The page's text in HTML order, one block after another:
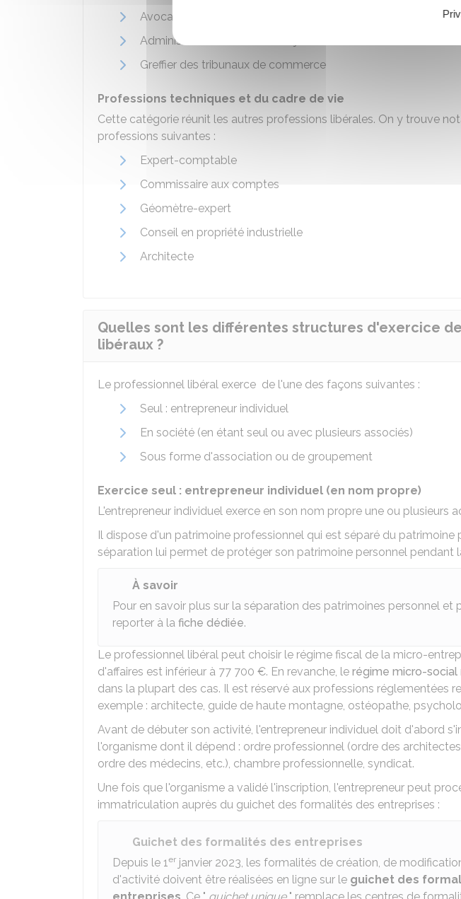
Avocat et avocat au Conseil d'État et à la Cour de cassation
Administrateur et mandataire judiciaire
Greffier des tribunaux de commerce
Professions techniques et du cadre de vie
Cette catégorie réunit les autres professions libérales. On y trouve
professions suivantes :
Expert-comptable
Commissaire aux comptes
Géomètre-expert
Conseil en propriété industrielle
Architecte
Quelles sont les différentes structures d'exercice
libéraux ?
Le professionnel libéral exerce de l'une des façons suivantes :
Seul : entrepreneur individuel
En société (en étant seul ou avec plusieurs associés)
Sous forme d'association ou de groupement
Exercice seul : entrepreneur individuel (en nom propre)
L'entrepreneur individuel exerce en son nom propre une ou plusieurs
Il dispose d'un patrimoine professionnel qui est séparé du patrimoine
séparation lui permet de protéger son patrimoine personnel pendant
À savoir
Pour en savoir plus sur la séparation des patrimoines personnel et
reporter à la fiche dédiée.
Le professionnel libéral peut choisir le régime fiscal de la micro-
d'affaires est inférieur à 77 700 €. En revanche, le régime micro-social
dans la plupart des cas. Il est réservé aux professions réglementées
exemple : architecte, guide de haute montagne, ostéopathe,
Avant de débuter son activité, l'entrepreneur individuel doit d'abord
l'organisme dont il dépend : ordre professionnel (ordre des
ordre des médecins, etc.), chambre professionnelle, syndicat.
Une fois que l'organisme a validé l'inscription, l'entrepreneur peut
immatriculation auprès du guichet des formalités des entreprises :
Guichet des formalités des entreprises
Depuis le 1er janvier 2023, les formalités de création, de
d'activité doivent être réalisées en ligne sur le guichet des